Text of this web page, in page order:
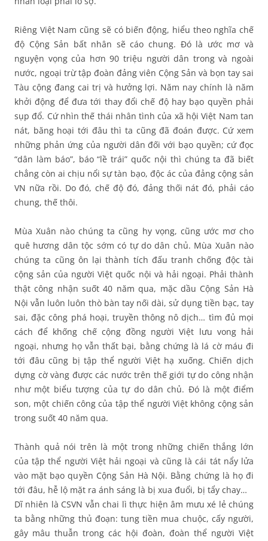
Riêng Việt Nam cũng sẽ có biến động, hiểu theo nghĩa chế
độ Cộng Sản bất nhân sẽ cáo chung. Ðó là ước mơ và
nguyện vọng của hơn 90 triệu người dân trong và ngoài
nước, ngoại trừ tập đoàn đảng viên Cộng Sản và bọn tay sai
Tàu cộng đang cai trị và hưởng lợi. Năm nay chính là năm
khởi động để đưa tới thay đổi chế độ hay bạo quyền phải
sụp đổ. Cứ nhìn thế thái nhân tình của xã hội Việt Nam tan
nát, băng hoại tới đâu thì ta cũng đã đoán được. Cứ xem
những phản ứng của người dân đối với bạo quyền; cứ đọc
“dân làm báo”, báo “lề trái” quốc nội thì chúng ta đã biết
chẳng còn ai chịu nổi sự tàn bạo, độc ác của đảng cộng sản
VN nữa rồi. Do đó, chế độ đó, đảng thối nát đó, phải cáo
chung, thế thôi.
Mùa Xuân nào chúng ta cũng hy vọng, cũng ước mơ cho
quê hương dân tộc sớm có tự do dân chủ. Mùa Xuân nào
chúng ta cũng ôn lại thành tích đấu tranh chống độc tài
cộng sản của người Việt quốc nội và hải ngoại. Phải thành
thật công nhận suốt 40 năm qua, mặc dầu Cộng Sản Hà
Nội vẫn luôn luôn thò bàn tay nối dài, sử dụng tiền bạc, tay
sai, đặc công phá hoại, truyền thông nô dịch… tìm đủ mọi
cách để khống chế cộng đồng người Việt lưu vong hải
ngoại, nhưng họ vẫn thất bại, bằng chứng là lá cờ máu đi
tới đâu cũng bị tập thể người Việt hạ xuống. Chiến dịch
dựng cờ vàng được các nước trên thế giới tự do công nhận
như một biểu tượng của tự do dân chủ. Ðó là một điểm
son, một chiến công của tập thể người Việt không cộng sản
trong suốt 40 năm qua.
Thành quả nói trên là một trong những chiến thắng lớn
của tập thể người Việt hải ngoại và cũng là cái tát nẩy lửa
vào mặt bạo quyền Cộng Sản Hà Nội. Bằng chứng là họ đi
tới đâu, hễ lộ mặt ra ánh sáng là bị xua đuổi, bị tẩy chay…
Dĩ nhiên là CSVN vẫn chai lì thực hiện âm mưu xé lẻ chúng
ta bằng những thủ đoạn: tung tiền mua chuộc, cấy người,
gây mâu thuẫn trong các hội đoàn, đoàn thể người Việt